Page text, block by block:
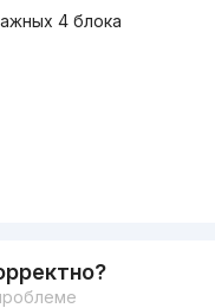
4 блока
воды т отопления